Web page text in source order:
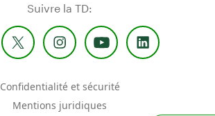
Suivre la TD:
Confidentialité et sécurité
Mentions juridiques